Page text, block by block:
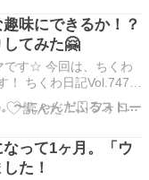
ります。 「もっと手軽
趣味にできるか！？
てみた🤗
です☆ 今回は、ちくわ
！ ちくわ日記Vol.747
、何でも「ちょっとや
みたいです。 “ちょっと
んな”…
にゃんだふるストーリー〜
って1ヶ月。「ウ
た！